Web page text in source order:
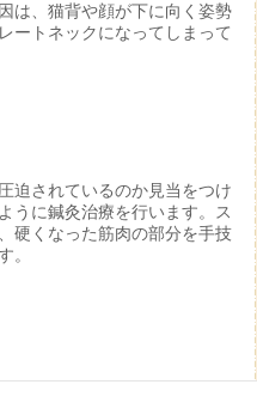
は、猫背や顔が下に向く姿勢
ートネックになってしまって
迫されているのか見当をつけ
うに鍼灸治療を行います。ス
硬くなった筋肉の部分を手技
。